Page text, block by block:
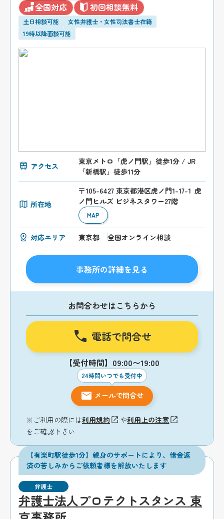
全国対応 初回相談無料
土日相談可能
女性弁護士・女性司法書士在籍
19時以降面談可能
アクセス
東京メトロ「虎ノ門駅」徒歩1分 / JR
「新橋駅」徒歩11分
所在地
〒105-6427 東京都港区虎ノ門1-17-1 虎
ノ門ヒルズ ビジネスタワー27階
MAP
対応エリア 東京都 全国オンライン相談
事務所の詳細を見る
お問合わせはこちらから
電話で問合せ
【受付時間】09:00〜19:00
24時間いつでも受付中
メールで問合せ
※ご利用の際には利用規約 や利用上の注意
をご確認下さい
【有楽町駅徒歩1分】親身のサポートにより、借金返
済の苦しみからご依頼者様を解放いたします
弁護士
弁護士法人プロテクトスタンス 東